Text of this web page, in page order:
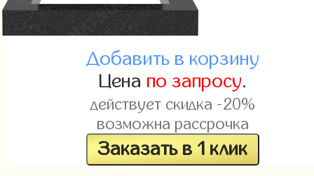
Добавить в корзину
Цена по запросу.
действует скидка -20%
возможна рассрочка
Заказать в 1 клик